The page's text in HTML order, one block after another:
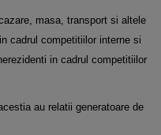
masa, transport si altele
cadrul competitiilor interne si
in cadrul competitiilor
au relatii generatoare de